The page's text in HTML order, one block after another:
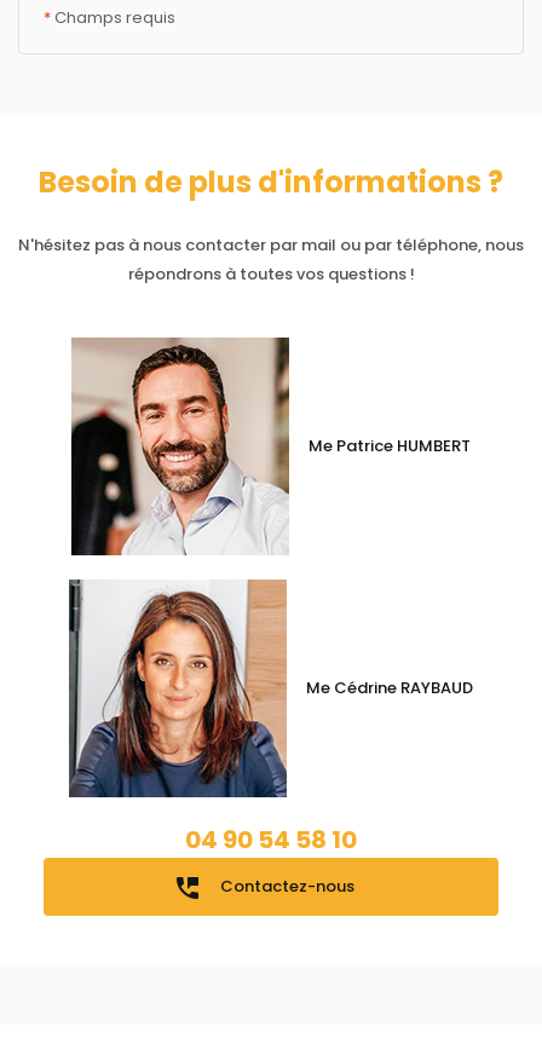
*Champs requis
Besoin de plus d'informations ?
N'hésitez pas à nous contacter par mail ou par téléphone, nous
répondrons à toutes vos questions !
Me Patrice HUMBERT
Me Cédrine RAYBAUD
04 90 54 58 10
perm_phone_msg Contactez-nous